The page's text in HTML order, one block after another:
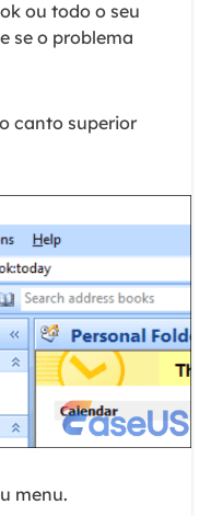
ou todo o seu
se o problema
canto superior
menu.